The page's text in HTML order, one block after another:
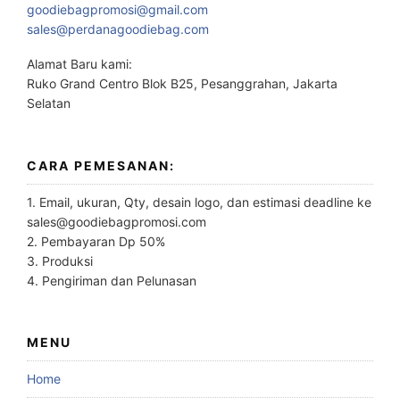
goodiebagpromosi@gmail.com
sales@perdanagoodiebag.com
Alamat Baru kami:
Ruko Grand Centro Blok B25, Pesanggrahan, Jakarta
Selatan
CARA PEMESANAN:
1. Email, ukuran, Qty, desain logo, dan estimasi deadline ke
sales@goodiebagpromosi.com
2. Pembayaran Dp 50%
3. Produksi
4. Pengiriman dan Pelunasan
MENU
Home